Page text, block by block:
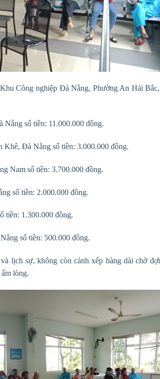
Công nghiệp Đà Nẵng, Phường An Hải Bắc,
số tiền: 11.000.000 đồng.
Đà Nẵng số tiền: 3.000.000 đồng.
Nam số tiền: 3.700.000 đồng.
số tiền: 2.000.000 đồng.
tiền: 1.300.000 đồng.
số tiền: 500.000 đồng.
lịch sự, không còn cảnh xếp hàng dài chờ đợi
lòng.